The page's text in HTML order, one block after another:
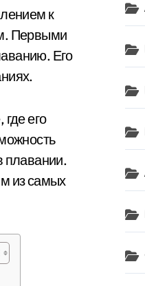
к
Первыми
Его
его
плавании.
из самых